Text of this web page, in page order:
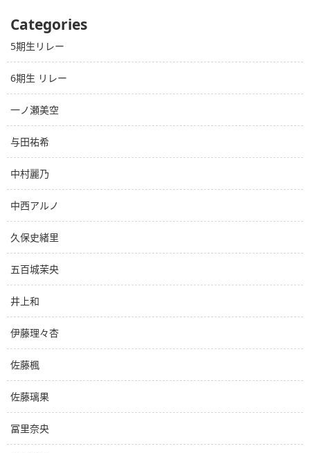
Categories
5期生リレー
6期生 リレー
一ノ瀬美空
与田祐希
中村麗乃
中西アルノ
久保史緒里
五百城茉央
井上和
伊藤理々杏
佐藤楓
佐藤璃果
冨里奈央